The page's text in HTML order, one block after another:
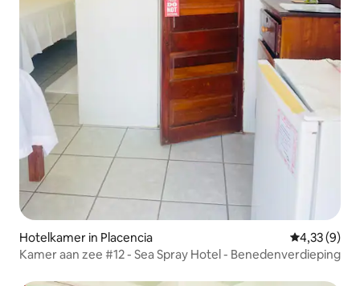
Hotelkamer in Placencia
4,33 (9)
Kamer aan zee #12 - Sea Spray Hotel - Benedenverdieping